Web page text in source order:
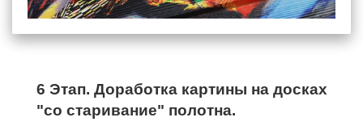
6 Этап. Доработка картины на досках
"со старивание" полотна.